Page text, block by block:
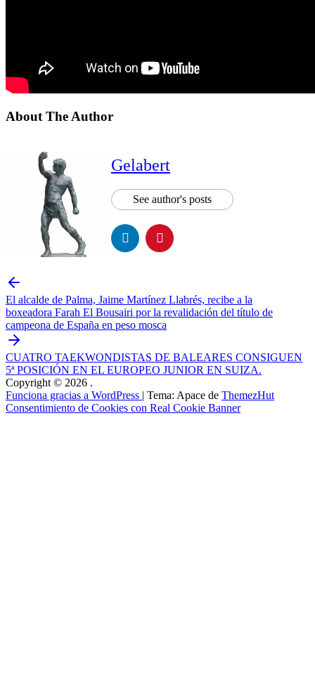
About The Author
Gelabert
See author's posts
El alcalde de Palma, Jaime Martínez Llabrés, recibe a la
boxeadora Farah El Bousairi por la revalidación del título de
campeona de España en peso mosca
CUATRO TAEKWONDISTAS DE BALEARES CONSIGUEN
5ª POSICIÓN EN EL EUROPEO JUNIOR EN SUIZA.
Copyright © 2026 .
Funciona gracias a WordPress | Tema: Apace de ThemezHut
Consentimiento de Cookies con Real Cookie Banner